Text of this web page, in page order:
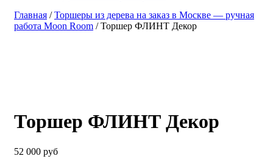
Главная /Торшеры из дерева на заказ в Москве — ручная
работа Moon Room / Торшер ФЛИНТ Декор
Торшер ФЛИНТ Декор
52 000 руб